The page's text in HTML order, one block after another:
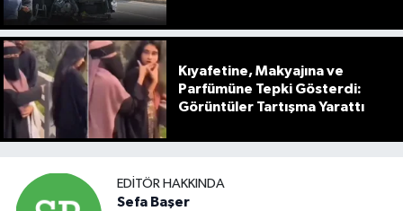
Kıyafetine, Makyajına ve
Parfümüne Tepki Gösterdi:
Görüntüler Tartışma Yarattı
EDITÖR HAKKINDA
Sefa Başer